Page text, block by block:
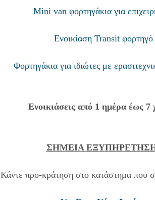
Mini van φορτηγάκια για
Ενοικίαση Transit φορτηγό
Φορτηγάκια για ιδιώτες με
Ενοικιάσεις από 1 ημέρα έως 7
ΣΗΜΕΙΑ
Κάντε προ-κράτηση στο κατάστημα που